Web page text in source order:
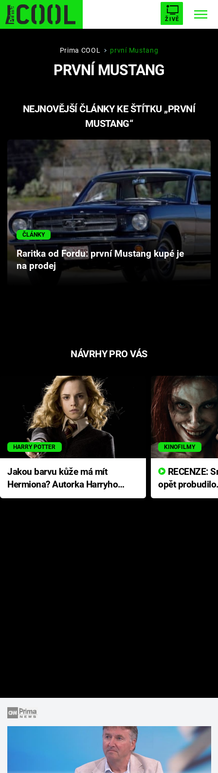
ŽIVĚ
STARHOUSE BUFFY, PŘEMOŽITELKA UPÍRŮ
PLNEJ KOTEL AVENGERS 5
Filmy
Seriály
Hry
Cool Esport
Pořady
Prima COOL první Mustang
PRVNÍ MUSTANG
NEJNOVĚJŠÍ ČLÁNKY KE ŠTÍTKU „PRVNÍ
MUSTANG“
ČLÁNKY
Raritka od Fordu: první Mustang kupé je
na prodej
NÁVRHY PRO VÁS
HARRY POTTER
Jakou barvu kůže má mít
Hermiona? Autorka Harryho
Pottera přišla s ráznou
KINOFILMY
opět
přichází s